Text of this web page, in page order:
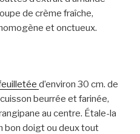
de crème fraîche,
et onctueux.
d’environ 30 cm. de
beurrée et farinée,
au centre. Étale-la
bon doigt ou deux tout